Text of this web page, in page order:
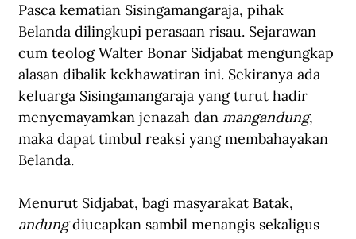
Pasca kematian Sisingamangaraja, pihak
Belanda dilingkupi perasaan risau. Sejarawan
cum teolog Walter Bonar Sidjabat mengungkap
alasan dibalik kekhawatiran ini. Sekiranya ada
keluarga Sisingamangaraja yang turut hadir
menyemayamkan jenazah dan mangandung,
maka dapat timbul reaksi yang membahayakan
Belanda.
Menurut Sidjabat, bagi masyarakat Batak,
andung diucapkan sambil menangis sekaligus